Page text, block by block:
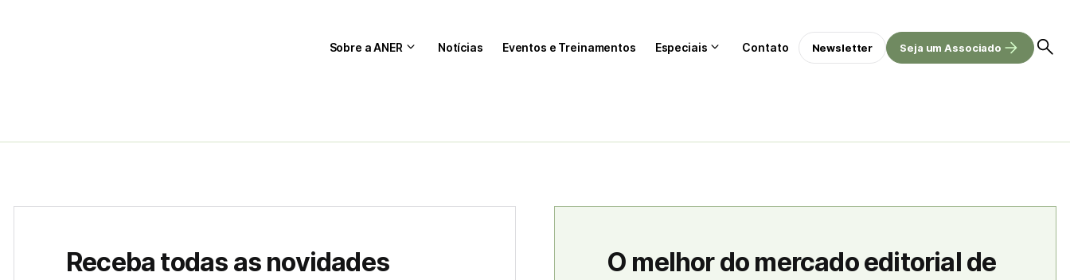
Sobre a ANER Notícias Eventos e Treinamentos Especiais Contato Newsletter Seja um Associado
Receba todas as novidades
O melhor do mercado editorial de